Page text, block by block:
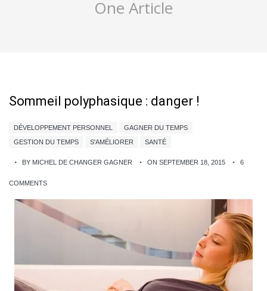
One Article
Sommeil polyphasique : danger !
DÉVELOPPEMENT PERSONNEL
GAGNER DU TEMPS
GESTION DU TEMPS
S'AMÉLIORER SANTÉ
BY MICHEL DE CHANGER GAGNER ON SEPTEMBER 18, 2015 6
COMMENTS